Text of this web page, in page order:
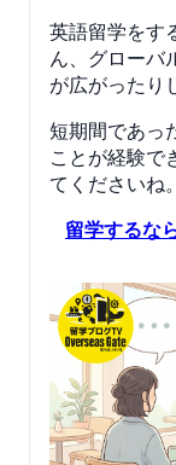
英語留学をす
ん、グローバ
が広がったり
短期間であっ
ことが経験で
てくださいね。
留学するな